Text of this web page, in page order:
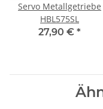
Servo Metallgetriebe
HBL575SL
27,90 € *